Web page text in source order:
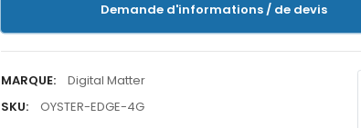
Demande d'informations / de devis
MARQUE:
Digital Matter
SKU:
OYSTER-EDGE-4G